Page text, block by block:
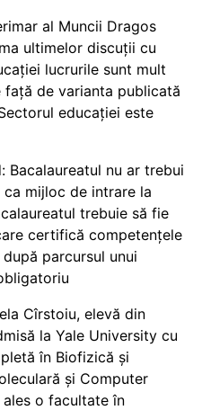
al Muncii Dragos
ultimelor discuții cu
lucrurile sunt mult
de varianta publicată
educației este
Bacalaureatul nu ar trebui
mijloc de intrare la
trebuie să fie
certifică competențele
parcursul unui
Cîrstoiu, elevă din
la Yale University cu
în Biofizică și
și Computer
ales o facultate în